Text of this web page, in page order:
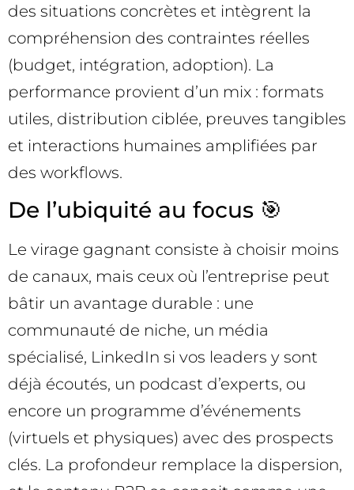
des situations concrètes et intègrent la
compréhension des contraintes réelles
(budget, intégration, adoption). La
performance provient d’un mix : formats
utiles, distribution ciblée, preuves tangibles
et interactions humaines amplifiées par
des workflows.
De l’ubiquité au focus 🎯
Le virage gagnant consiste à choisir moins
de canaux, mais ceux où l’entreprise peut
bâtir un avantage durable : une
communauté de niche, un média
spécialisé, LinkedIn si vos leaders y sont
déjà écoutés, un podcast d’experts, ou
encore un programme d’événements
(virtuels et physiques) avec des prospects
clés. La profondeur remplace la dispersion,